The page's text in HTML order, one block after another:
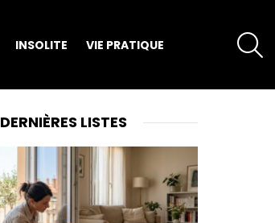
INSOLITE VIE PRATIQUE
DERNIÈRES LISTES